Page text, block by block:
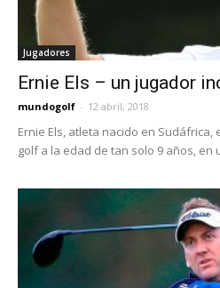
Jugadores
Ernie Els – un jugador
mundogolf - 12 abril, 2018
Ernie Els, atleta nacido en
golf a la edad de tan solo 9 años, en